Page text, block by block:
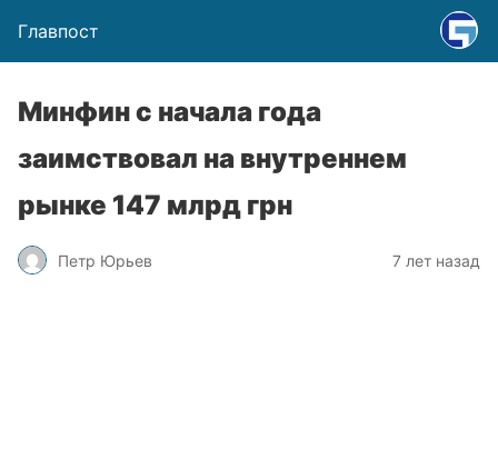
Главпост
Минфин с начала года
заимствовал на внутреннем
рынке 147 млрд грн
Петр Юрьев 7 лет назад